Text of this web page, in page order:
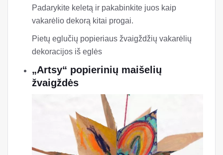
Padarykite keletą ir pakabinkite juos kaip
vakarėlio dekorą kitai progai.
Pietų eglučių popieriaus žvaigždžių vakarėlių
dekoracijos iš eglės
„Artsy“ popierinių maišelių
žvaigždės